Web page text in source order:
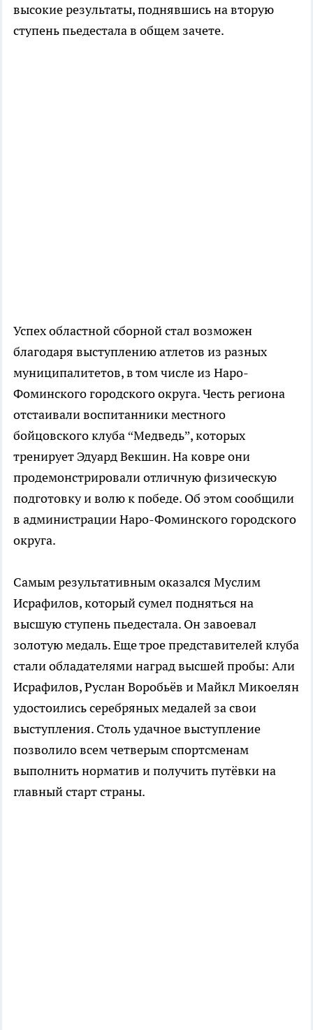
высокие результаты, поднявшись на вторую
ступень пьедестала в общем зачете.
Успех областной сборной стал возможен
благодаря выступлению атлетов из разных
муниципалитетов, в том числе из Наро-
Фоминского городского округа. Честь региона
отстаивали воспитанники местного
бойцовского клуба “Медведь”, которых
тренирует Эдуард Векшин. На ковре они
продемонстрировали отличную физическую
подготовку и волю к победе. Об этом сообщили
в администрации Наро-Фоминского городского
округа.
Самым результативным оказался Муслим
Исрафилов, который сумел подняться на
высшую ступень пьедестала. Он завоевал
золотую медаль. Еще трое представителей клуба
стали обладателями наград высшей пробы: Али
Исрафилов, Руслан Воробьёв и Майкл Микоелян
удостоились серебряных медалей за свои
выступления. Столь удачное выступление
позволило всем четверым спортсменам
выполнить норматив и получить путёвки на
главный старт страны.